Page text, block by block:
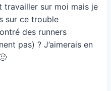
travailler sur moi mais je
sur ce trouble
des runners
pas) ? J’aimerais en